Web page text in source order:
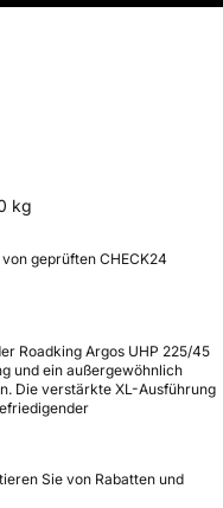
kg
geprüften CHECK24
Roadking Argos UHP 225/45
und ein außergewöhnlich
Die verstärkte XL-Ausführung
Sie von Rabatten und